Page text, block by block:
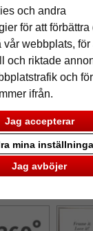
och andra
för att förbättra
webbplats, för
och riktade
och
ifrån.
Jag accepterar
Jag avböjer
mina